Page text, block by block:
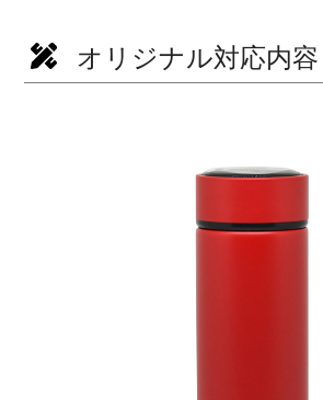
オリジナル対応内容